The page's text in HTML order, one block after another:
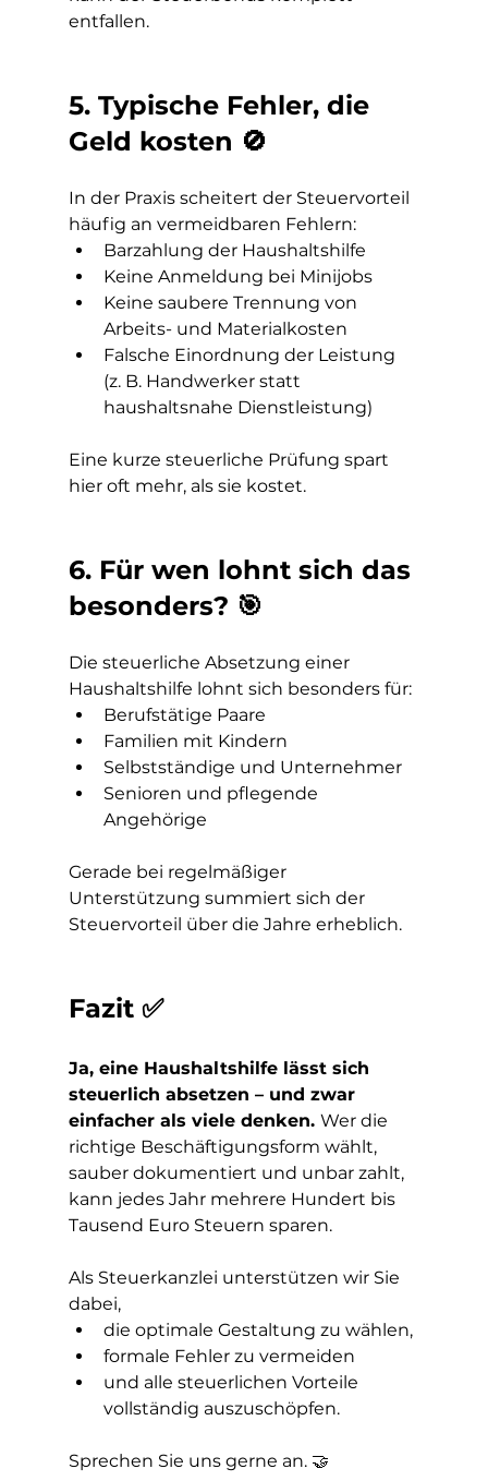
entfallen.
5. Typische Fehler, die
Geld kosten 🚫
In der Praxis scheitert der Steuervorteil
häufig an vermeidbaren Fehlern:
Barzahlung der Haushaltshilfe
Keine Anmeldung bei Minijobs
Keine saubere Trennung von
Arbeits- und Materialkosten
Falsche Einordnung der Leistung
(z. B. Handwerker statt
haushaltsnahe Dienstleistung)
Eine kurze steuerliche Prüfung spart
hier oft mehr, als sie kostet.
6. Für wen lohnt sich das
besonders? 🎯
Die steuerliche Absetzung einer
Haushaltshilfe lohnt sich besonders für:
Berufstätige Paare
Familien mit Kindern
Selbstständige und Unternehmer
Senioren und pflegende
Angehörige
Gerade bei regelmäßiger
Unterstützung summiert sich der
Steuervorteil über die Jahre erheblich.
Fazit ✅
Ja, eine Haushaltshilfe lässt sich
steuerlich absetzen – und zwar
einfacher als viele denken. Wer die
richtige Beschäftigungsform wählt,
sauber dokumentiert und unbar zahlt,
kann jedes Jahr mehrere Hundert bis
Tausend Euro Steuern sparen.
Als Steuerkanzlei unterstützen wir Sie
dabei,
die optimale Gestaltung zu wählen,
formale Fehler zu vermeiden
und alle steuerlichen Vorteile
vollständig auszuschöpfen.
Sprechen Sie uns gerne an. 🤝